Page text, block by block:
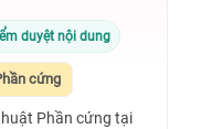
duyệt nội dung
cứng
Phần cứng tại